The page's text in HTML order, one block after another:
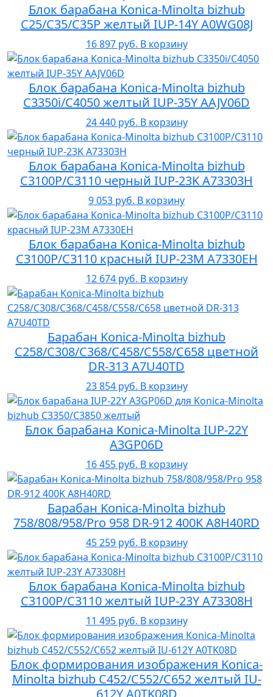
Блок барабана Konica-Minolta bizhub
C25/C35/C35P желтый IUP-14Y A0WG08J
16 897 руб. В корзину
Блок барабана Konica-Minolta bizhub
C3350i/C4050 желтый IUP-35Y AAJV06D
24 440 руб. В корзину
Блок барабана Konica-Minolta bizhub
C3100P/C3110 черный IUP-23K A73303H
9 053 руб. В корзину
Блок барабана Konica-Minolta bizhub
C3100P/C3110 красный IUP-23M A7330EH
12 674 руб. В корзину
Барабан Konica-Minolta bizhub
C258/C308/C368/C458/C558/C658 цветной
DR-313 A7U40TD
23 854 руб. В корзину
Блок барабана Konica-Minolta IUP-22Y
A3GP06D
16 455 руб. В корзину
Барабан Konica-Minolta bizhub
758/808/958/Pro 958 DR-912 400K A8H40RD
45 259 руб. В корзину
Блок барабана Konica-Minolta bizhub
C3100P/C3110 желтый IUP-23Y A73308H
11 495 руб. В корзину
Блок формирования изображения Konica-
Minolta bizhub C452/C552/C652 желтый IU-
612Y A0TK08D